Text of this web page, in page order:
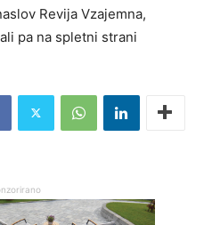
Revija Vzajemna,
pa na spletni strani